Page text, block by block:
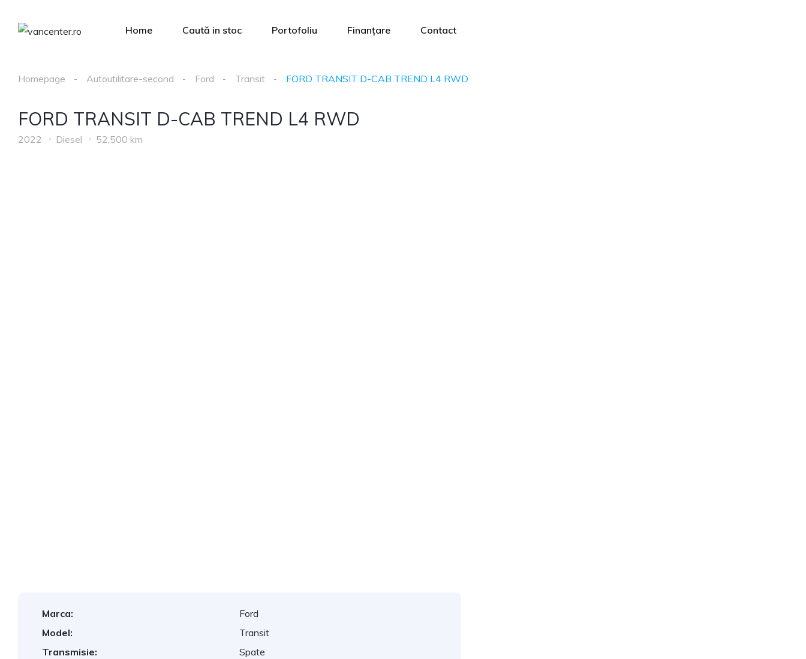
Home Caută in stoc Portofoliu Finanțare Contact
Homepage Autoutilitare-second Ford Transit FORD TRANSIT D-CAB TREND L4 RWD
FORD TRANSIT D-CAB TREND L4 RWD
2022 Diesel 52,500 km
Marca:
Ford
Model:
Transit
Transmisie:
Spate